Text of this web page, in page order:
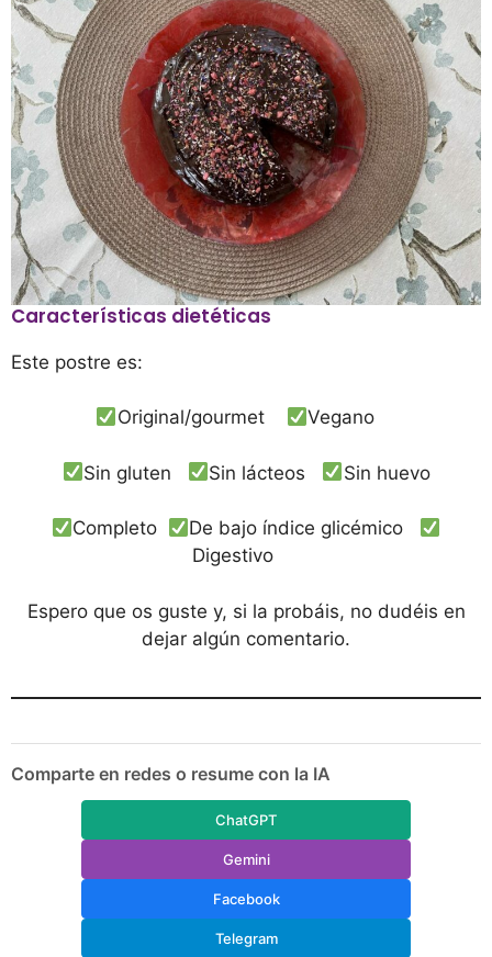
Características dietéticas
Este postre es:
Original/gourmet Vegano
Sin gluten Sin lácteos Sin huevo
Completo
De bajo índice glicémico
Digestivo
Espero que os guste y, si la probáis, no dudéis en
dejar algún comentario.
Comparte en redes o resume con la IA
ChatGPT
Gemini
Facebook
Telegram